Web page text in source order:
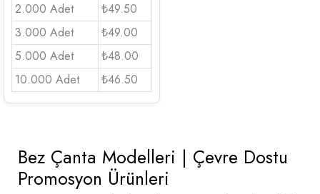
2.000 Adet
₺49.50
3.000 Adet
₺49.00
5.000 Adet
₺48.00
10.000 Adet
₺46.50
Bez Çanta Modelleri | Çevre Dostu
Promosyon Ürünleri